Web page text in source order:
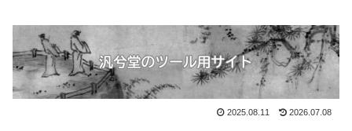
2025.08.11 2026.07.08